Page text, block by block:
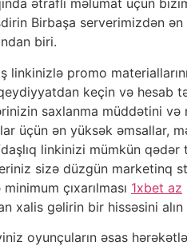
ətraflı məlumat üçün
Birbaşa serverimizdən ən
biri.
linkinizlə promo
keçin və hesab
saxlanma müddətini və
üçün ən yüksək əmsallar,
linkinizi mümkün qədər
sizə düzgün marketinq
çıxarılması 1xbet az
xalis gəlirin bir hissəsini alın
oyunçuların əsas